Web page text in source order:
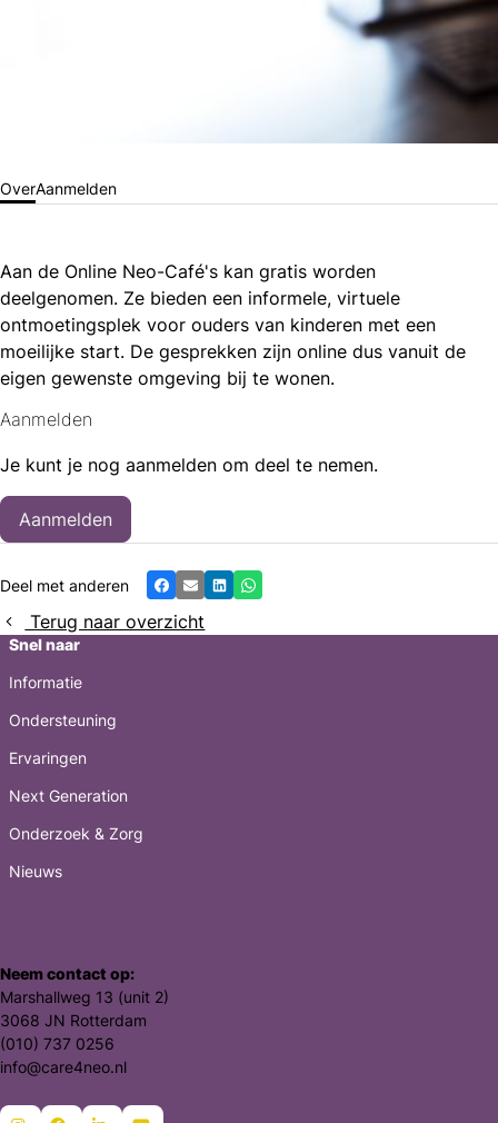
OverAanmelden
Aan de Online Neo-Café's kan gratis worden
deelgenomen. Ze bieden een informele, virtuele
ontmoetingsplek voor ouders van kinderen met een
moeilijke start. De gesprekken zijn online dus vanuit de
eigen gewenste omgeving bij te wonen.
Aanmelden
Je kunt je nog aanmelden om deel te nemen.
Aanmelden
Deel met anderen Facebook
E-mailLinkedInWhatsapp
Terug naar overzicht
Snel naar
Informatie
Ondersteuning
Ervaringen
Next Generation
Onderzoek & Zorg
Nieuws
Neem contact op:
Marshallweg 13 (unit 2)
3068 JN Rotterdam
(010) 737 0256
info@care4neo.nl